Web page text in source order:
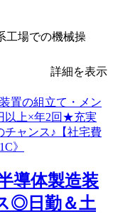
場での機械操
詳細を表示
導体製造装
◎日勤＆土